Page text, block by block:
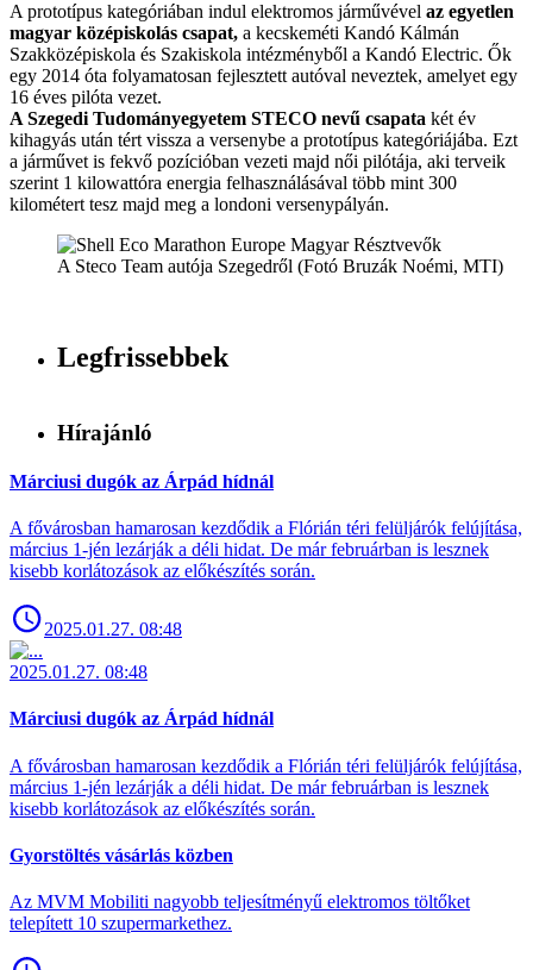
A prototípus kategóriában indul elektromos járművével az egyetlen
magyar középiskolás csapat, a kecskeméti Kandó Kálmán
Szakközépiskola és Szakiskola intézményből a Kandó Electric. Ők
egy 2014 óta folyamatosan fejlesztett autóval neveztek, amelyet egy
16 éves pilóta vezet.
A Szegedi Tudományegyetem STECO nevű csapata két év
kihagyás után tért vissza a versenybe a prototípus kategóriájába. Ezt
a járművet is fekvő pozícióban vezeti majd női pilótája, aki terveik
szerint 1 kilowattóra energia felhasználásával több mint 300
kilométert tesz majd meg a londoni versenypályán.
A Steco Team autója Szegedről (Fotó Bruzák Noémi, MTI)
Legfrissebbek
Hírajánló
Márciusi dugók az Árpád hídnál
A fővárosban hamarosan kezdődik a Flórián téri felüljárók felújítása,
március 1-jén lezárják a déli hidat. De már februárban is lesznek
kisebb korlátozások az előkészítés során.
2025.01.27. 08:48
2025.01.27. 08:48
Márciusi dugók az Árpád hídnál
A fővárosban hamarosan kezdődik a Flórián téri felüljárók felújítása,
március 1-jén lezárják a déli hidat. De már februárban is lesznek
kisebb korlátozások az előkészítés során.
Gyorstöltés vásárlás közben
Az MVM Mobiliti nagyobb teljesítményű elektromos töltőket
telepített 10 szupermarkethez.